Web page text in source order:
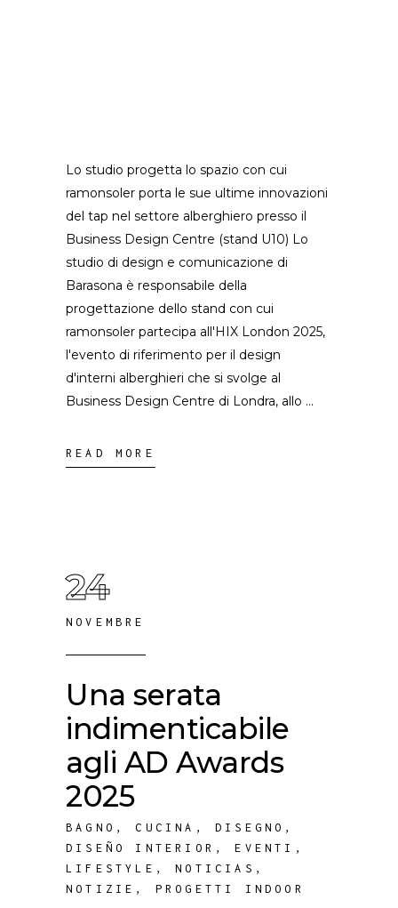
Lo studio progetta lo spazio con cui
ramonsoler porta le sue ultime innovazioni
del tap nel settore alberghiero presso il
Business Design Centre (stand U10) Lo
studio di design e comunicazione di
Barasona è responsabile della
progettazione dello stand con cui
ramonsoler partecipa all'HIX London 2025,
l'evento di riferimento per il design
d'interni alberghieri che si svolge al
Business Design Centre di Londra, allo
READ MORE
24
NOVEMBRE
Una serata
indimenticabile
agli AD Awards
2025
BAGNO ,CUCINA ,DISEGNO ,
DISEÑO INTERIOR ,EVENTI ,
LIFESTYLE ,NOTICIAS ,
NOTIZIE , PROGETTI INDOOR